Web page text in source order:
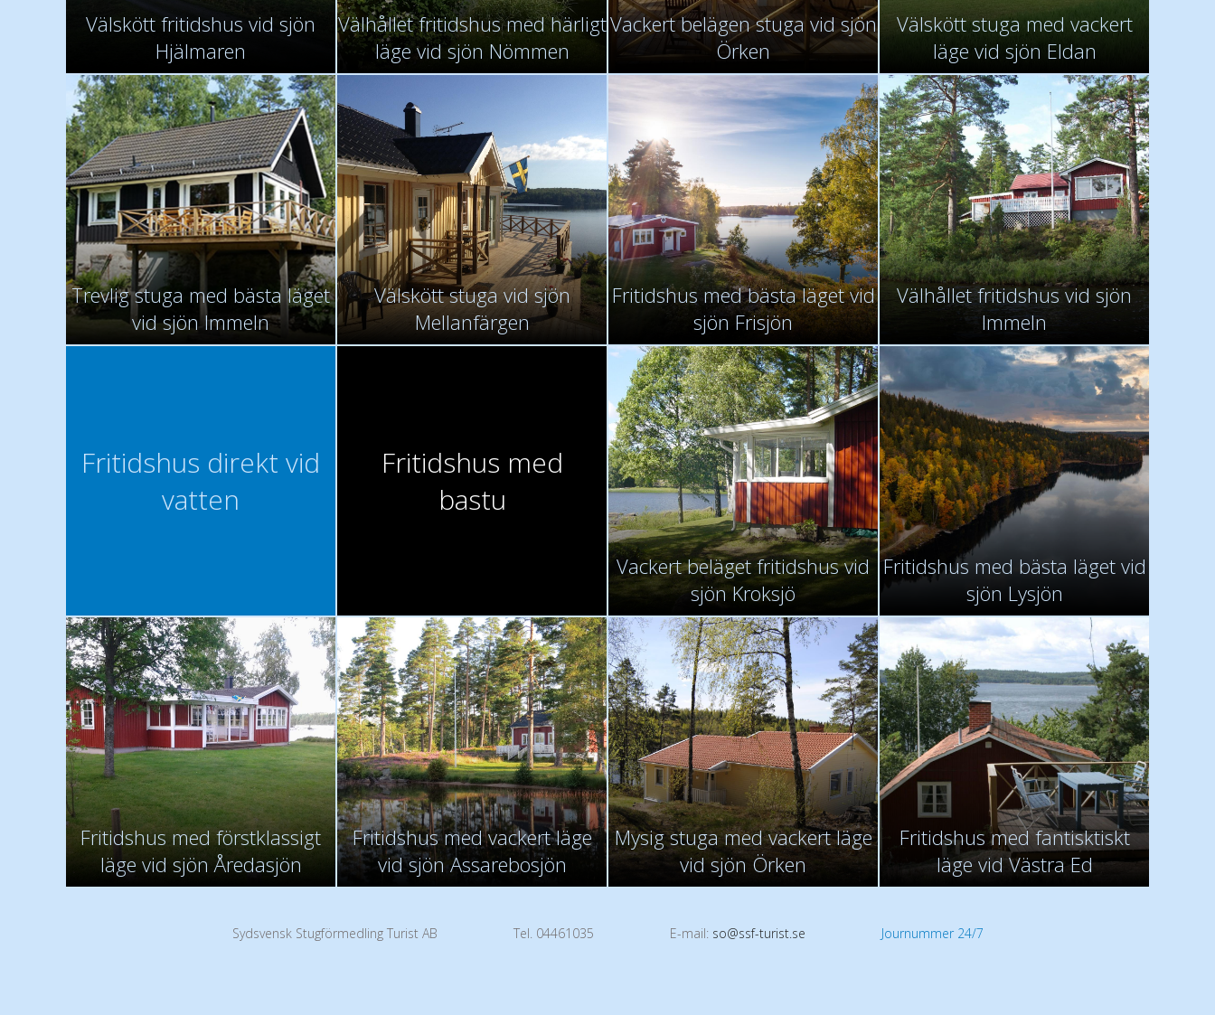
Välskött fritidshus vid sjön
Hjälmaren
Välhållet fritidshus med härligt
läge vid sjön Nömmen
Vackert belägen stuga vid sjön
Örken
Välskött stuga med vackert
läge vid sjön Eldan
Trevlig stuga med bästa läget
vid sjön Immeln
Välskött stuga vid sjön
Mellanfärgen
Fritidshus med bästa läget vid
sjön Frisjön
Välhållet fritidshus vid sjön
Immeln
Fritidshus direkt vid
vatten
Fritidshus med
bastu
Vackert beläget fritidshus vid
sjön Kroksjö
Fritidshus med bästa läget vid
sjön Lysjön
Fritidshus med förstklassigt
läge vid sjön Åredasjön
Fritidshus med vackert läge
vid sjön Assarebosjön
Mysig stuga med vackert läge
vid sjön Örken
Fritidshus med fantisktiskt
läge vid Västra Ed
Sydsvensk Stugförmedling Turist AB Tel. 04461035 E-mail: so@ssf-turist.se Journummer 24/7